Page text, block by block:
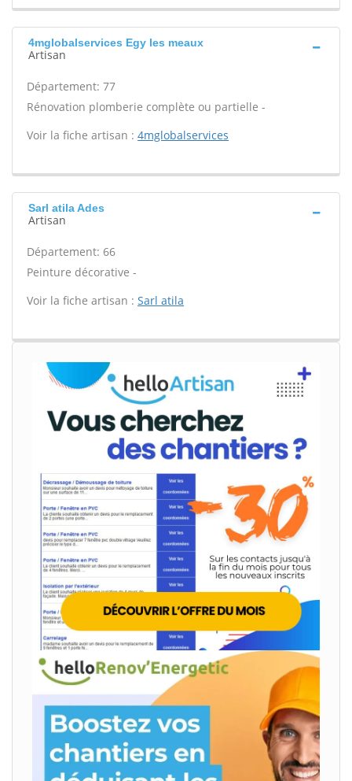
4mglobalservices Egy les meaux
Artisan
Département: 77
Rénovation plomberie complète ou partielle -
Voir la fiche artisan : 4mglobalservices
Sarl atila Ades
Artisan
Département: 66
Peinture décorative -
Voir la fiche artisan : Sarl atila